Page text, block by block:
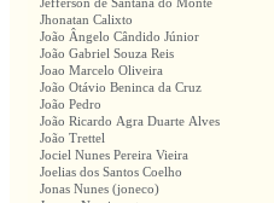
Jefferson de Santana do Monte
Jhonatan Calixto
João Ângelo Cândido Júnior
João Gabriel Souza Reis
Joao Marcelo Oliveira
João Otávio Beninca da Cruz
João Pedro
João Ricardo Agra Duarte Alves
João Trettel
Jociel Nunes Pereira Vieira
Joelias dos Santos Coelho
Jonas Nunes (joneco)